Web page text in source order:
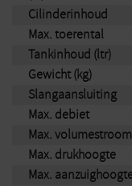
Max. debiet van
opvoerhoogte tot
Stabiel frame voor
ondergronden
Zeer robuust,
Cilinderinhoud
Max. toerental
Tankinhoud (ltr)
Gewicht (kg)
Slangaansluiting
Max. debiet
Max. volumestroom
Max. drukhoogte
Max.